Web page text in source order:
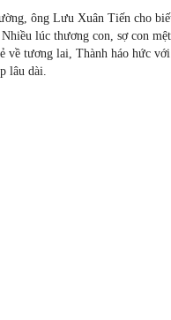
ông Lưu Xuân Tiến cho
lúc thương con, sợ con
về tương lai, Thành háo hức
lâu dài.